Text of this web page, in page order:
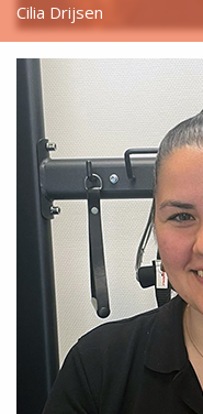
Cilia Drijsen